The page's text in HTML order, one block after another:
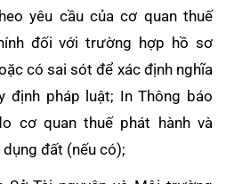
yêu cầu của cơ quan thuế
đối với trường hợp hồ sơ
có sai sót để xác định nghĩa
định pháp luật; In Thông báo
cơ quan thuế phát hành và
đất (nếu có);